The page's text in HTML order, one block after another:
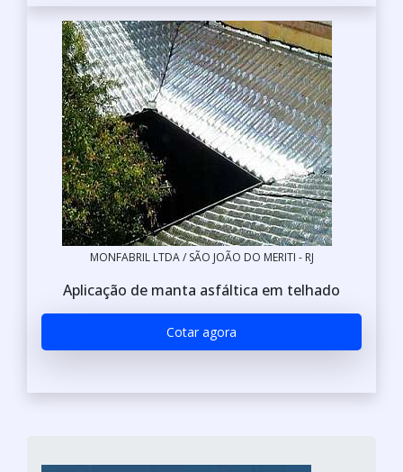
MONFABRIL LTDA / SÃO JOÃO DO MERITI - RJ
Aplicação de manta asfáltica em telhado
Cotar agora